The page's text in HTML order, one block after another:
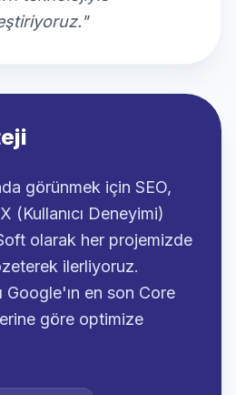
görünmek için SEO,
(Kullanıcı Deneyimi)
olarak her projemizde
ilerliyoruz.
Google'ın en son Core
göre optimize